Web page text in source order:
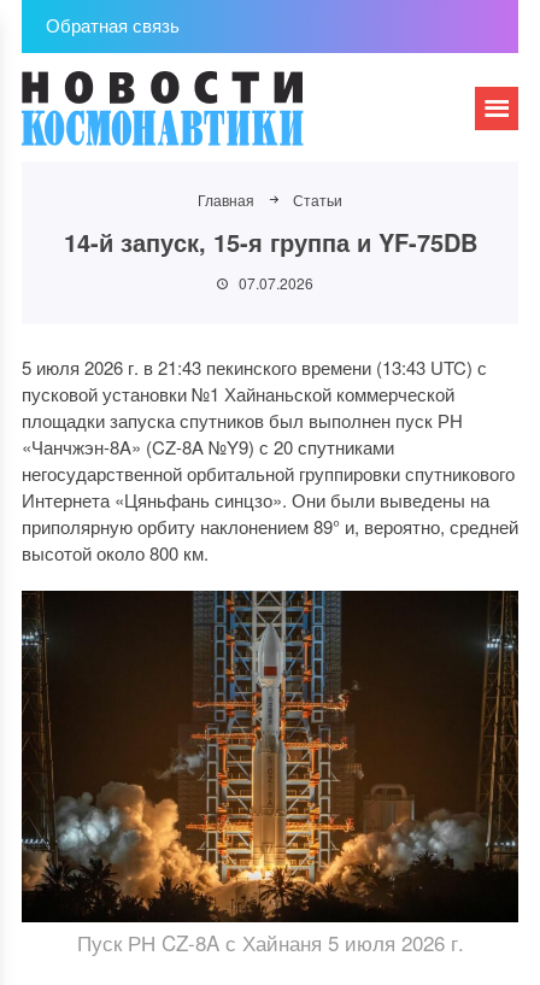
Обратная связь
Главная Статьи
14-й запуск, 15-я группа и YF-75DB
07.07.2026
5 июля 2026 г. в 21:43 пекинского времени (13:43 UTC) с
пусковой установки №1 Хайнаньской коммерческой
площадки запуска спутников был выполнен пуск РН
«Чанчжэн-8A» (CZ-8A №Y9) с 20 спутниками
негосударственной орбитальной группировки спутникового
Интернета «Цяньфань синцзо». Они были выведены на
приполярную орбиту наклонением 89° и, вероятно, средней
высотой около 800 км.
Пуск РН CZ-8A с Хайнаня 5 июля 2026 г.